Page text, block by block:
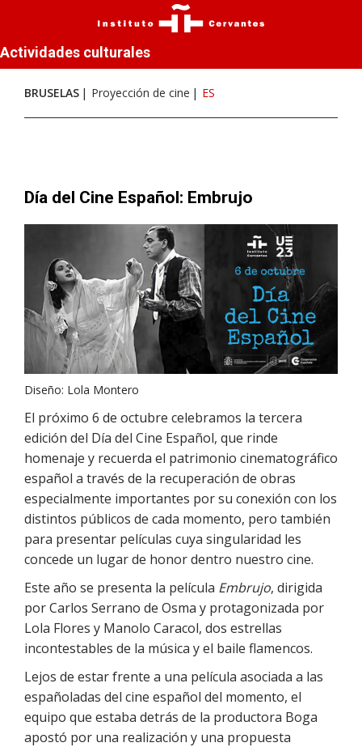
Actividades culturales
BRUSELAS Proyección de cine ES
Día del Cine Español: Embrujo
Diseño: Lola Montero
El próximo 6 de octubre celebramos la tercera
edición del Día del Cine Español, que rinde
homenaje y recuerda el patrimonio cinematográfico
español a través de la recuperación de obras
especialmente importantes por su conexión con los
distintos públicos de cada momento, pero también
para presentar películas cuya singularidad les
concede un lugar de honor dentro nuestro cine.
Este año se presenta la película Embrujo, dirigida
por Carlos Serrano de Osma y protagonizada por
Lola Flores y Manolo Caracol, dos estrellas
incontestables de la música y el baile flamencos.
Lejos de estar frente a una película asociada a las
españoladas del cine español del momento, el
equipo que estaba detrás de la productora Boga
apostó por una realización y una propuesta